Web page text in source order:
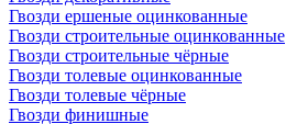
Гвозди ершеные оцинкованные
Гвозди строительные оцинкованные
Гвозди строительные чёрные
Гвозди толевые оцинкованные
Гвозди толевые чёрные
Гвозди финишные